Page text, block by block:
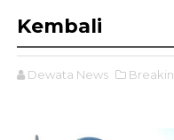
Kembali
Dewata News